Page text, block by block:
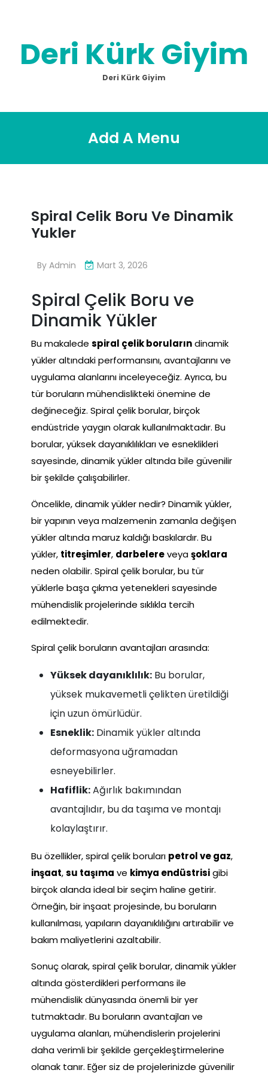
Deri Kürk Giyim
Deri Kürk Giyim
Add A Menu
Spiral Celik Boru Ve Dinamik
Yukler
By Admin Mart 3, 2026
Spiral Çelik Boru ve
Dinamik Yükler
Bu makalede spiral çelik borularındinamik
yükler altındaki performansını, avantajlarını ve
uygulama alanlarını inceleyeceğiz. Ayrıca, bu
tür boruların mühendislikteki önemine de
değineceğiz. Spiral çelik borular, birçok
endüstride yaygın olarak kullanılmaktadır. Bu
borular, yüksek dayanıklılıkları ve esneklikleri
sayesinde, dinamik yükler altında bile güvenilir
bir şekilde çalışabilirler.
Öncelikle, dinamik yükler nedir? Dinamik yükler,
bir yapının veya malzemenin zamanla değişen
yükler altında maruz kaldığı baskılardır. Bu
yükler, titreşimler, darbelereveyaşoklara
neden olabilir. Spiral çelik borular, bu tür
yüklerle başa çıkma yetenekleri sayesinde
mühendislik projelerinde sıklıkla tercih
edilmektedir.
Spiral çelik boruların avantajları arasında:
Yüksek dayanıklılık: Bu borular,
yüksek mukavemetli çelikten üretildiği
için uzun ömürlüdür.
Esneklik: Dinamik yükler altında
deformasyona uğramadan
esneyebilirler.
Hafiflik:Ağırlık bakımından
avantajlıdır, bu da taşıma ve montajı
kolaylaştırır.
Bu özellikler, spiral çelik boruları petrol ve gaz,
inşaat,su taşıma ve kimya endüstrisigibi
birçok alanda ideal bir seçim haline getirir.
Örneğin, bir inşaat projesinde, bu boruların
kullanılması, yapıların dayanıklılığını artırabilir ve
bakım maliyetlerini azaltabilir.
Sonuç olarak, spiral çelik borular, dinamik yükler
altında gösterdikleri performans ile
mühendislik dünyasında önemli bir yer
tutmaktadır. Bu boruların avantajları ve
uygulama alanları, mühendislerin projelerini
daha verimli bir şekilde gerçekleştirmelerine
olanak tanır. Eğer siz de projelerinizde güvenilir